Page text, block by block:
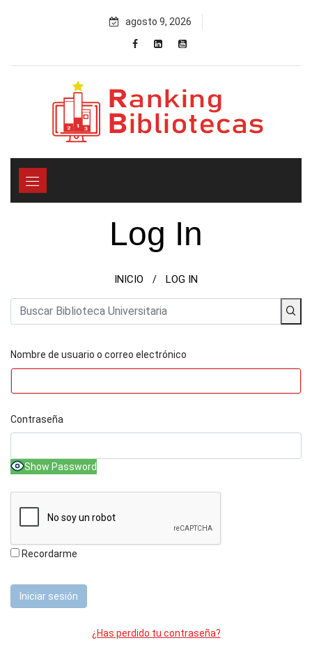
agosto 9, 2026
Log In
INICIO / LOG IN
Nombre de usuario o correo electrónico
Contraseña
Show Password
Recordarme
¿Has perdido tu contraseña?